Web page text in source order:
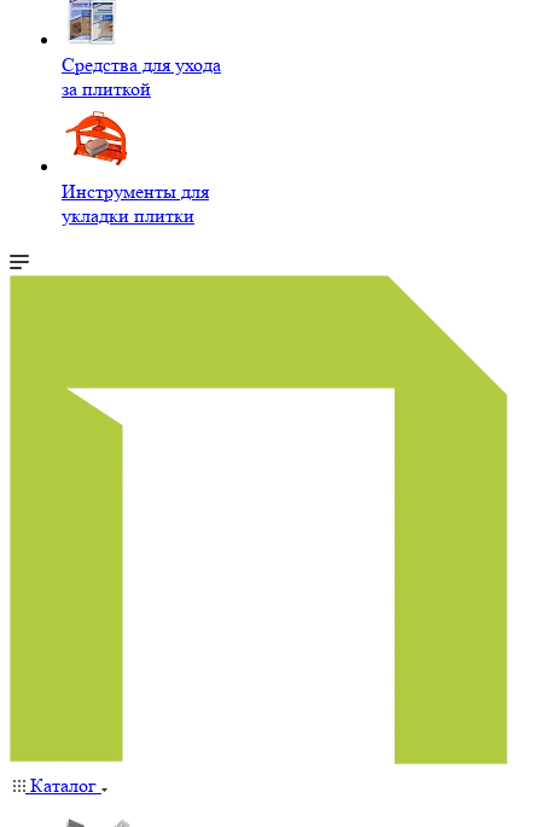
Средства для ухода
за плиткой
Инструменты для
укладки плитки
Каталог